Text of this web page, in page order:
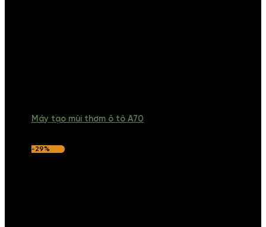
Máy tạo mùi thơm ô tô A70
-29%